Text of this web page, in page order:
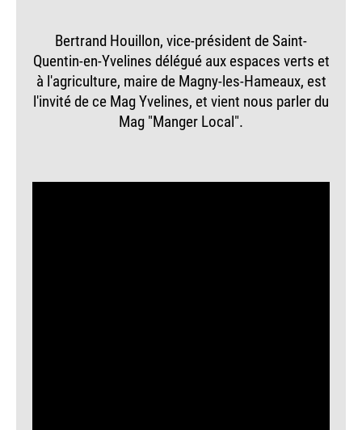
Bertrand Houillon, vice-président de Saint-
Quentin-en-Yvelines délégué aux espaces verts et
à l'agriculture, maire de Magny-les-Hameaux, est
l'invité de ce Mag Yvelines, et vient nous parler du
Mag "Manger Local".